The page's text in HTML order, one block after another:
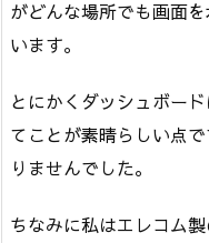
がどんな場所でも画面
います。
とにかくダッシュボー
てことが素晴らしい点
りませんでした。
ちなみに私はエレコム